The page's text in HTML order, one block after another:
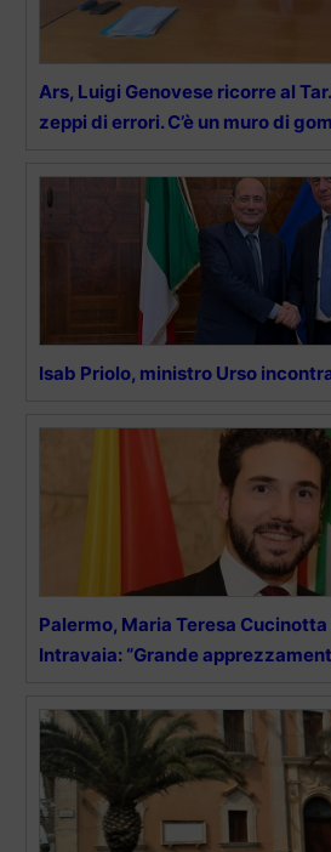
Ars, Luigi Genovese ricorre al
zeppi di errori. C’è un muro di
Isab Priolo, ministro Urso
Palermo, Maria Teresa
Intravaia: “Grande